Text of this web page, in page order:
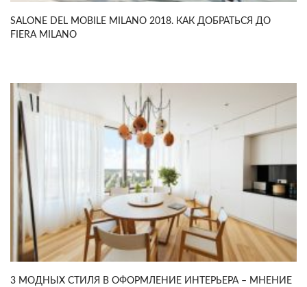
SALONE DEL MOBILE MILANO 2018. КАК ДОБРАТЬСЯ ДО
FIERA MILANO
3 МОДНЫХ СТИЛЯ В ОФОРМЛЕНИЕ ИНТЕРЬЕРА – МНЕНИЕ